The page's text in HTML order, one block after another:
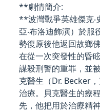
**劇情簡介:
**波灣戰爭英雄傑克‧
亞‧布洛迪飾演）於服
勢復原後他返回故鄉
在從一次突發性的昏
謀殺刑警的重罪，並
克醫生（Dr. Becker
治療。貝克醫生的療
先，他把用於治療精